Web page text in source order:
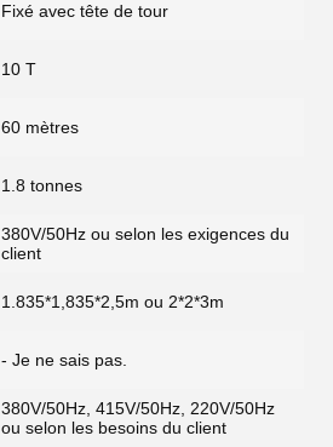
Fixé avec tête de tour
10 T
60 mètres
1.8 tonnes
380V/50Hz ou selon les exigences du
client
1.835*1,835*2,5m ou 2*2*3m
- Je ne sais pas.
380V/50Hz, 415V/50Hz, 220V/50Hz
ou selon les besoins du client